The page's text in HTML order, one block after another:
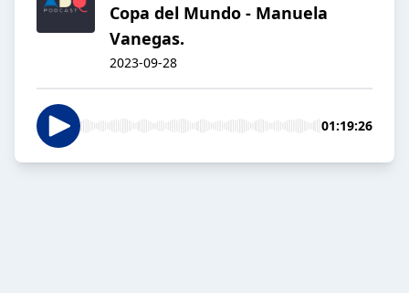
Copa del Mundo - Manuela
Vanegas.
2023-09-28
01:19:26